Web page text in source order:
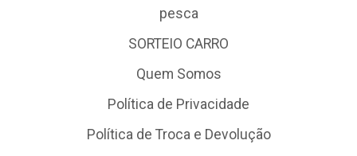
pesca
SORTEIO CARRO
Quem Somos
Política de Privacidade
Política de Troca e Devolução